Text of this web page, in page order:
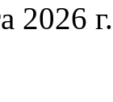
2026 г.